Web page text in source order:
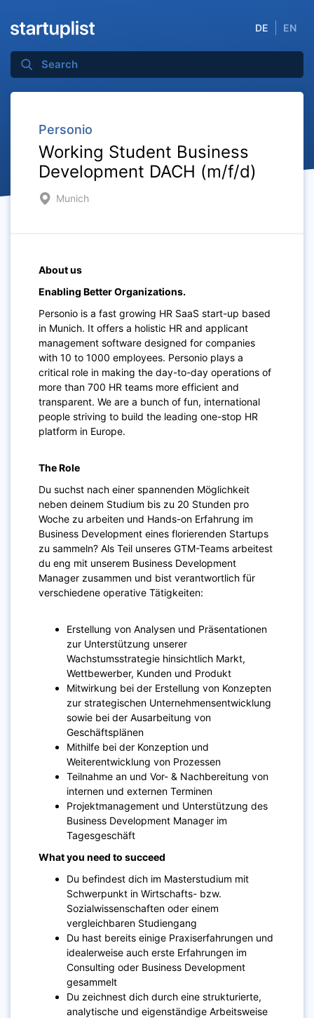
DE EN
Personio
Working Student Business
Development DACH (m/f/d)
Munich
About us
Enabling Better Organizations.
Personio is a fast growing HR SaaS start-up based
in Munich. It offers a holistic HR and applicant
management software designed for companies
with 10 to 1000 employees. Personio plays a
critical role in making the day-to-day operations of
more than 700 HR teams more efficient and
transparent. We are a bunch of fun, international
people striving to build the leading one-stop HR
platform in Europe.
The Role
Du suchst nach einer spannenden Möglichkeit
neben deinem Studium bis zu 20 Stunden pro
Woche zu arbeiten und Hands-on Erfahrung im
Business Development eines florierenden Startups
zu sammeln? Als Teil unseres GTM-Teams arbeitest
du eng mit unserem Business Development
Manager zusammen und bist verantwortlich für
verschiedene operative Tätigkeiten:
Erstellung von Analysen und Präsentationen
zur Unterstützung unserer
Wachstumsstrategie hinsichtlich Markt,
Wettbewerber, Kunden und Produkt
Mitwirkung bei der Erstellung von Konzepten
zur strategischen Unternehmensentwicklung
sowie bei der Ausarbeitung von
Geschäftsplänen
Mithilfe bei der Konzeption und
Weiterentwicklung von Prozessen
Teilnahme an und Vor- & Nachbereitung von
internen und externen Terminen
Projektmanagement und Unterstützung des
Business Development Manager im
Tagesgeschäft
What you need to succeed
Du befindest dich im Masterstudium mit
Schwerpunkt in Wirtschafts- bzw.
Sozialwissenschaften oder einem
vergleichbaren Studiengang
Du hast bereits einige Praxiserfahrungen und
idealerweise auch erste Erfahrungen im
Consulting oder Business Development
gesammelt
Du zeichnest dich durch eine strukturierte,
analytische und eigenständige Arbeitsweise